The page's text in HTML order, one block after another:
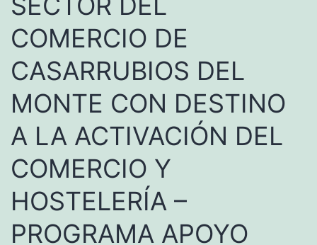
COMERCIO DE
CASARRUBIOS DEL
MONTE CON DESTINO
A LA ACTIVACIÓN DEL
COMERCIO Y
HOSTELERÍA –
PROGRAMA APOYO